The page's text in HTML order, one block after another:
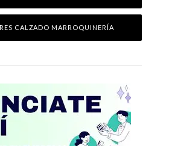
CALZADO MARROQUINERÍA